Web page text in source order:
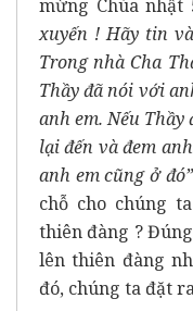
mừng Chúa nhật
xuyến ! Hãy tin
Trong nhà Cha
Thầy đã nói với
anh em. Nếu
lại đến và đem
anh em cũng ở đó”
chỗ cho chúng
thiên đàng ?
lên thiên đàng
đó, chúng ta đặt